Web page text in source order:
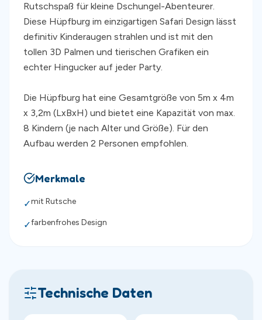
Rutschspaß für kleine Dschungel-Abenteurer.
Diese Hüpfburg im einzigartigen Safari Design lässt
definitiv Kinderaugen strahlen und ist mit den
tollen 3D Palmen und tierischen Grafiken ein
echter Hingucker auf jeder Party.
Die Hüpfburg hat eine Gesamtgröße von 5m x 4m
x 3,2m (LxBxH) und bietet eine Kapazität von max.
8 Kindern (je nach Alter und Größe). Für den
Aufbau werden 2 Personen empfohlen.
Merkmale
✓mit Rutsche
✓farbenfrohes Design
Technische Daten